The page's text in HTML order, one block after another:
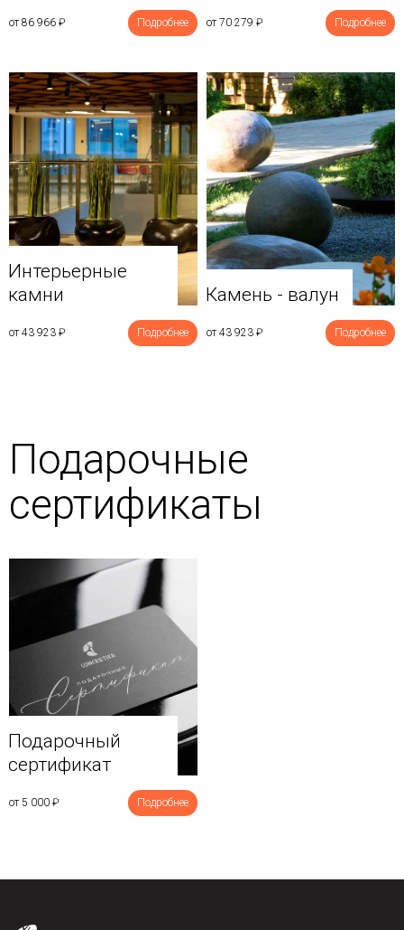
от 86 966 ₽ Подробнее от 70 279 ₽ Подробнее
Интерьерные
камни
от 43 923 ₽ Подробнее
Камень - валун
от 43 923 ₽ Подробнее
Подарочные
сертификаты
Подарочный
сертификат
от 5 000 ₽ Подробнее